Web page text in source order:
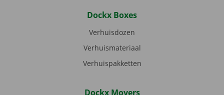
Dockx Boxes
Verhuisdozen
Verhuismateriaal
Verhuispakketten
Dockx Movers